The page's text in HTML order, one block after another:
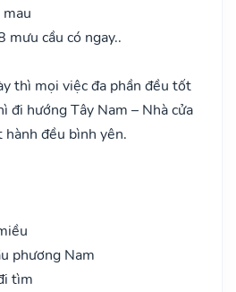
mưu cầu có ngay..
thì mọi việc đa phần đều tốt
đi hướng Tây Nam – Nhà cửa
đều bình yên.
phương Nam
tìm